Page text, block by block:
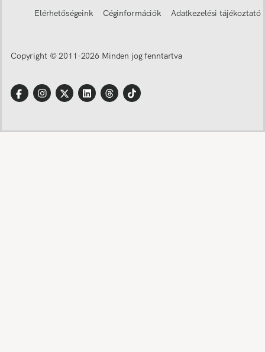
Elérhetőségeink Céginformációk Adatkezelési tájékoztató
Copyright © 2011-2026 Minden jog fenntartva